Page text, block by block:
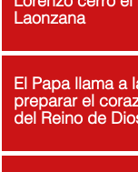
Laonzana
El Papa llama a
preparar el
del Reino de